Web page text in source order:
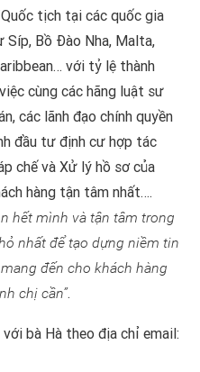
tịch tại các quốc gia
Síp, Bồ Đào Nha, Malta,
… với tỷ lệ thành
cùng các hãng luật sư
các lãnh đạo chính quyền
đầu tư định cư hợp tác
chế và Xử lý hồ sơ của
hàng tận tâm nhất….
hết mình và tận tâm trong
nhất đểtạo dựng niềm tin
đến cho khách hàng
chị cần”.
bà Hà theo địa chỉ email: